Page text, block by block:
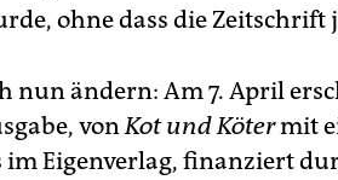
ohne dass die
nun ändern: Am 7. April
vonKot und Kötermit
im Eigenverlag, finanziert